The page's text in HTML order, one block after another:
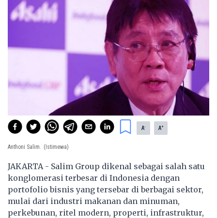
A- A+
Anthoni Salim. (Istimewa)
JAKARTA - Salim Group dikenal sebagai salah satu
konglomerasi terbesar di Indonesia dengan
portofolio bisnis yang tersebar di berbagai sektor,
mulai dari industri makanan dan minuman,
perkebunan, ritel modern, properti, infrastruktur,